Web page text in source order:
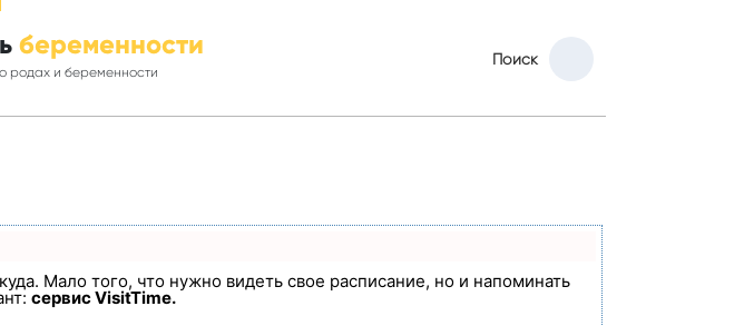
беременности
родах и беременности
Поиск
Мало того, что нужно видеть свое расписание, но и напоминать
сервис VisitTime.